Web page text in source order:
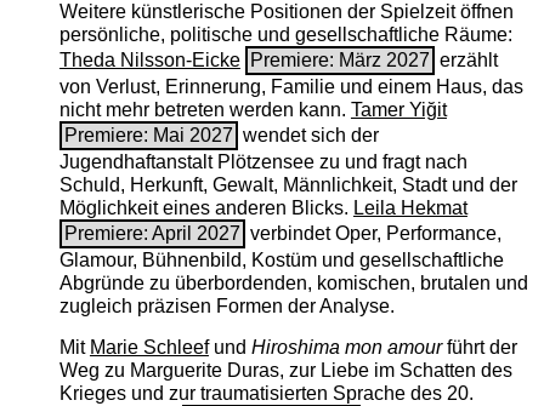
Weitere künstlerische Positionen der Spielzeit öffnen
persönliche, politische und gesellschaftliche Räume:
Theda Nilsson-Eicke Premiere: März 2027 erzählt
von Verlust, Erinnerung, Familie und einem Haus, das
nicht mehr betreten werden kann. Tamer Yiğit
Premiere: Mai 2027 wendet sich der
Jugendhaftanstalt Plötzensee zu und fragt nach
Schuld, Herkunft, Gewalt, Männlichkeit, Stadt und der
Möglichkeit eines anderen Blicks. Leila Hekmat
Premiere: April 2027 verbindet Oper, Performance,
Glamour, Bühnenbild, Kostüm und gesellschaftliche
Abgründe zu überbordenden, komischen, brutalen und
zugleich präzisen Formen der Analyse.
Mit Marie Schleefund Hiroshima mon amourführt der
Weg zu Marguerite Duras, zur Liebe im Schatten des
Krieges und zur traumatisierten Sprache des 20.